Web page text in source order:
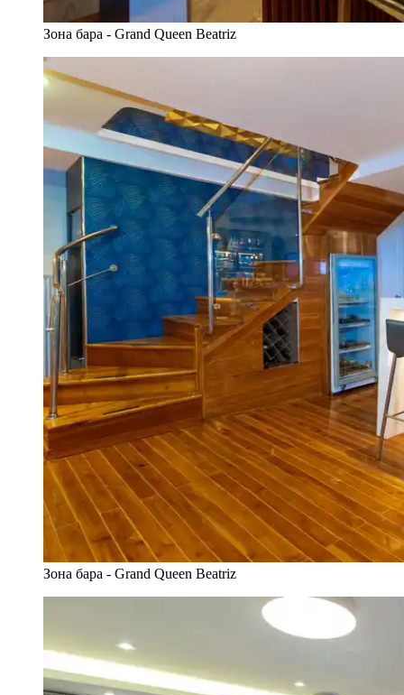
Зона бара - Grand Queen Beatriz
Зона бара - Grand Queen Beatriz